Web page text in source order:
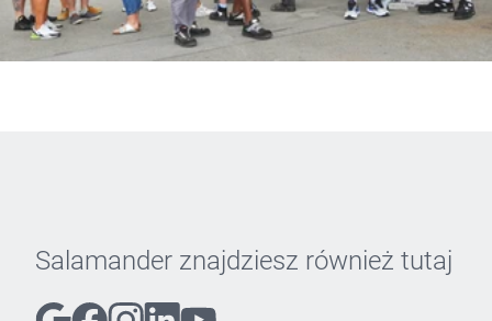
Salamander znajdziesz również tutaj